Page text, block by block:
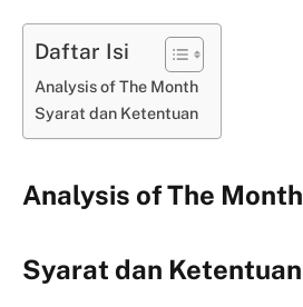
Daftar Isi
Analysis of The Month
Syarat dan Ketentuan
Analysis of The Month
Syarat dan Ketentuan